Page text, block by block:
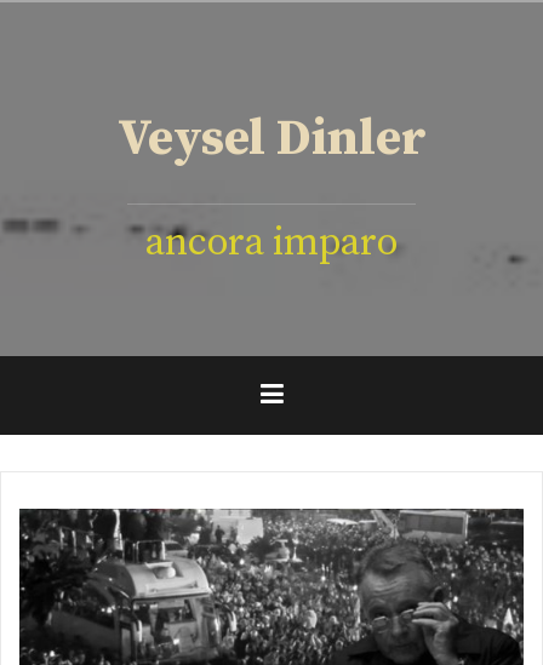
Veysel Dinler
ancora imparo